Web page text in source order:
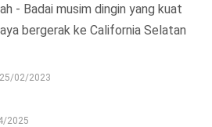
- Badai musim dingin yang kuat
bergerak ke California Selatan
25/02/2023
2025